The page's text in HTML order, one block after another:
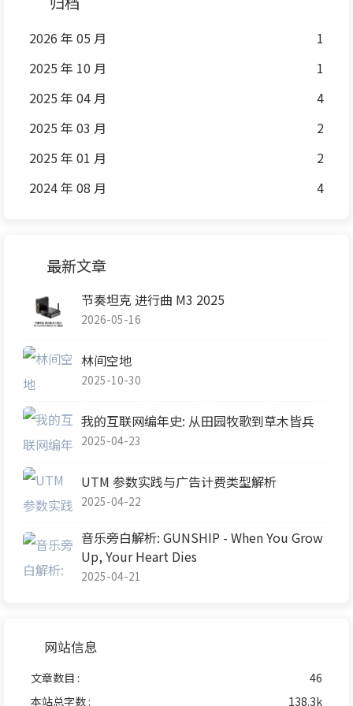
最新文章
节奏坦克 进行曲 M3 2025
2026-05-16
林间空地
2025-10-30
我的互联网编年史: 从田园牧歌到草木皆兵
2025-04-23
UTM 参数实践与广告计费类型解析
2025-04-22
音乐旁白解析: GUNSHIP - When You Grow
Up, Your Heart Dies
2025-04-21
2026 年 05 月
1
2025 年 10 月
1
2025 年 04 月
4
2025 年 03 月
2
2025 年 01 月
2
2024 年 08 月
4
网站信息
文章数目 :
46
本站总字数 :
138.3k